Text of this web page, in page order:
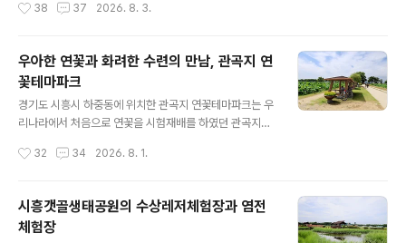
유릉은 홍릉과 마찬가지로 왕이 황제가 됨으로써 능역 조
리며 사적 제207호로 지정되었다. 홍릉은 유릉과 함께 대
릉을 역사적 가치로 볼 때 대한제국의 자주독립 의지 표명,
한국사 마지막 단계의 왕릉 양식, 대한제국 황실의 마지막
역사의 장 등 세 가지 핵심 의미를 지니고 있다고 한다. 홍
릉은 단순한 군주의 무덤을 넘어 주권을 지키려 했던 대한
제국의 의지와 비운의 황실 역사를 대변하고 있으며, 고종
의 효릉(孝陵) 제도를 참조하여 능을 설계하여 대한제국의
38 37 2026. 8. 3.
우아한 연꽃과 화려한 수련의 만남, 관곡지 연
꽃테마파크
경기도 시흥시 하중동에 위치한 관곡지 연꽃테마파크는 우
리나라에서 처음으로 연꽃을 시험재배를 하였던 관곡지
모로 조성한 대형 연꽃 재배 단지이다. 관곡지 연꽃테마파
백 종들이 재배되고 있다고 하며, 생태놀이터ㆍ열대연단지
ㆍ화초덩굴하우스ㆍ관상용 호박터널ㆍ조류 탐조대ㆍ야생
화 정원 등 다채로운 볼거리도 마련되어 있다.. 관곡지(官
32 34 2026. 8. 1.
시흥갯골생태공원의 수상레저체험장과 염전
체험장